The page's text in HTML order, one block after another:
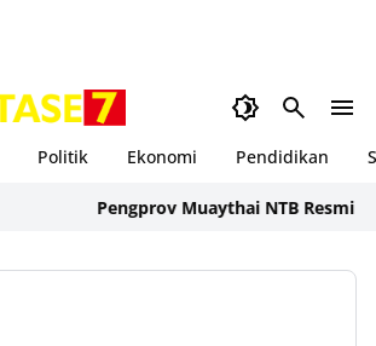
Politik Ekonomi Pendidikan
Pengprov Muaythai NTB Resmi